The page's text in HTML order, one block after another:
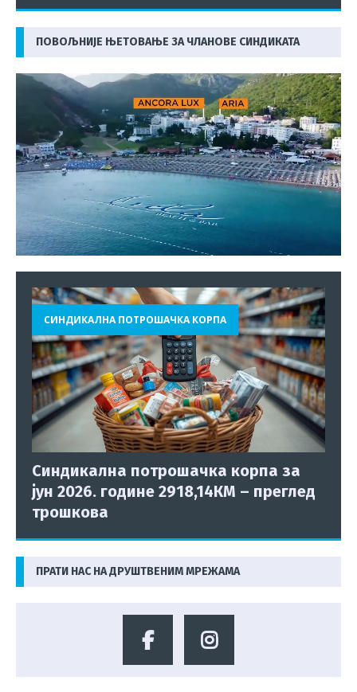
ПОВОЉНИЈЕ ЊЕТОВАЊЕ ЗА ЧЛАНОВЕ СИНДИКАТА
СИНДИКАЛНА ПОТРОШАЧКА КОРПА
Синдикална потрошачка корпа за
јун 2026. године 2918,14КМ – преглед
трошкова
ПРАТИ НАС НА ДРУШТВЕНИМ МРЕЖАМА